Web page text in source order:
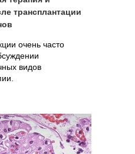
трансплантации
очень часто
видов